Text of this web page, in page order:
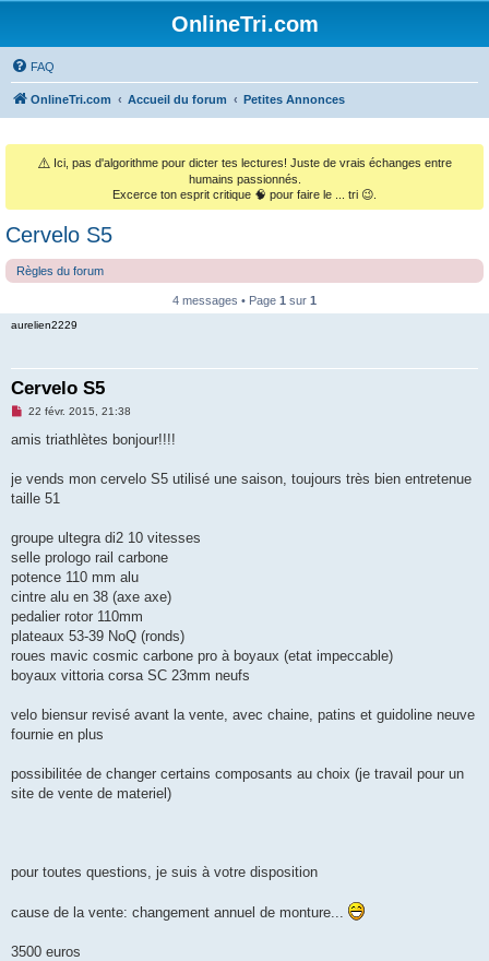
OnlineTri.com
FAQ
OnlineTri.com Accueil du forum Petites Annonces
⚠️ Ici, pas d'algorithme pour dicter tes lectures! Juste de vrais échanges entre
humains passionnés.
Excerce ton esprit critique 🧠 pour faire le ... tri 😉.
Cervelo S5
Règles du forum
4 messages • Page 1 sur 1
aurelien2229
Cervelo S5
M
s
g
n
l
u
22 févr. 2015, 21:38
amis triathlètes bonjour!!!!
je vends mon cervelo S5 utilisé une saison, toujours très bien entretenue
taille 51
groupe ultegra di2 10 vitesses
selle prologo rail carbone
potence 110 mm alu
cintre alu en 38 (axe axe)
pedalier rotor 110mm
plateaux 53-39 NoQ (ronds)
roues mavic cosmic carbone pro à boyaux (etat impeccable)
boyaux vittoria corsa SC 23mm neufs
velo biensur revisé avant la vente, avec chaine, patins et guidoline neuve
fournie en plus
possibilitée de changer certains composants au choix (je travail pour un
site de vente de materiel)
pour toutes questions, je suis à votre disposition
cause de la vente: changement annuel de monture...
3500 euros